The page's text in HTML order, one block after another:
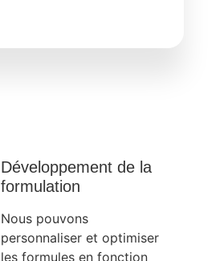
Développement de la
formulation
Nous pouvons
personnaliser et optimiser
les formules en fonction